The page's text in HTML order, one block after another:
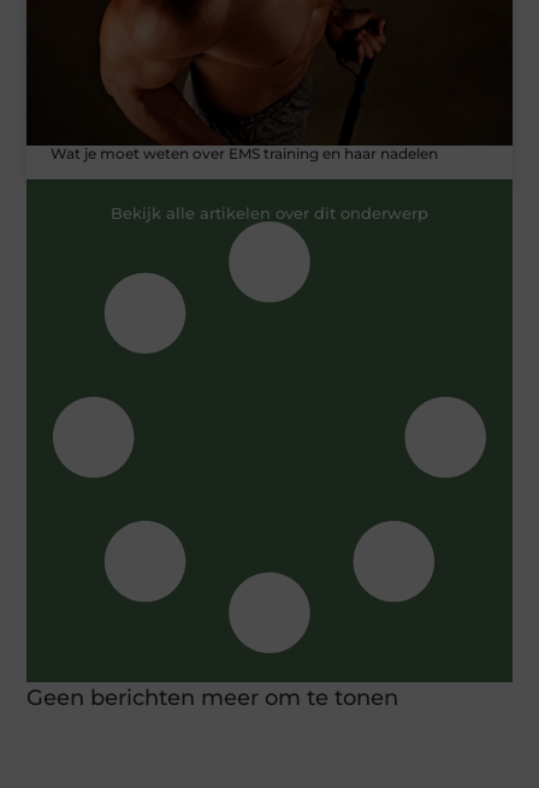
Wat je moet weten over EMS training en haar nadelen
Bekijk alle artikelen over dit onderwerp
Geen berichten meer om te tonen